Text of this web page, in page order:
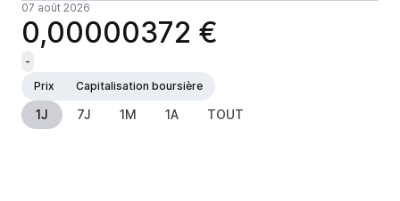
07 août 2026
0,00000372 €
-
Prix
Capitalisation boursière
1J 7J 1M 1A TOUT